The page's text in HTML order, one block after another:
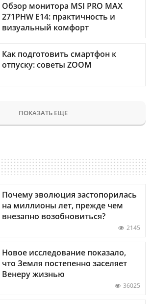
Обзор монитора MSI PRO MAX
271PHW E14: практичность и
визуальный комфорт
Как подготовить смартфон к
отпуску: советы ZOOM
ПОКАЗАТЬ ЕЩЕ
Почему эволюция застопорилась
на миллионы лет, прежде чем
внезапно возобновиться?
2145
Новое исследование показало,
что Земля постепенно заселяет
Венеру жизнью
36025